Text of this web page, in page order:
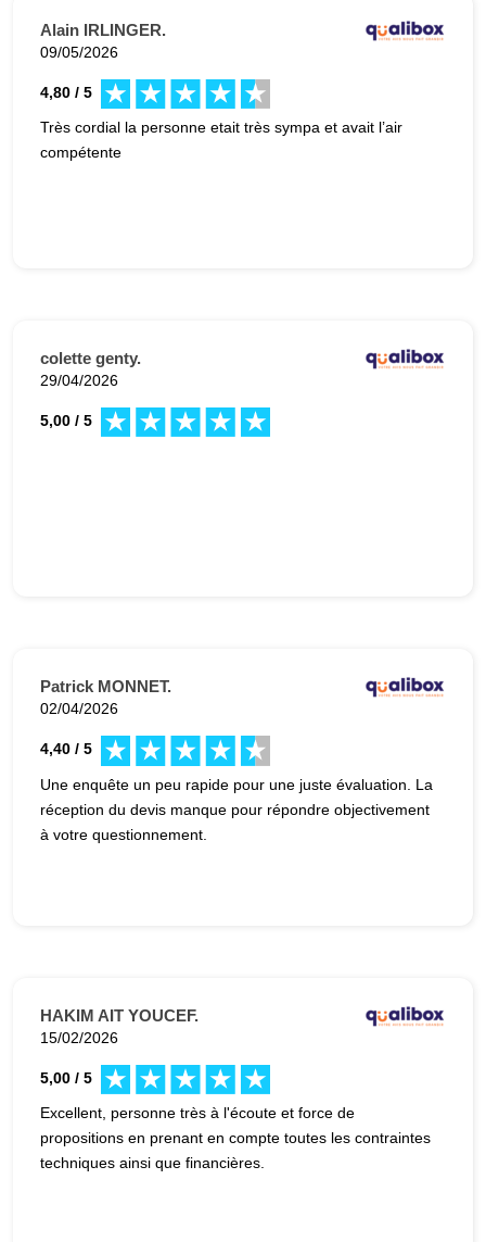
Alain IRLINGER.
09/05/2026
4,80 / 5
Très cordial la personne etait très sympa et avait l’air
compétente
colette genty.
29/04/2026
5,00 / 5
Patrick MONNET.
02/04/2026
4,40 / 5
Une enquête un peu rapide pour une juste évaluation. La
réception du devis manque pour répondre objectivement
à votre questionnement.
HAKIM AIT YOUCEF.
15/02/2026
5,00 / 5
Excellent, personne très à l'écoute et force de
propositions en prenant en compte toutes les contraintes
techniques ainsi que financières.